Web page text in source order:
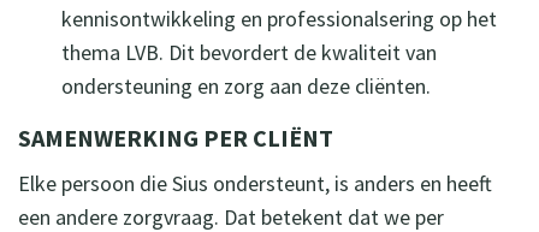
kennisontwikkeling en professionalsering op het
thema LVB. Dit bevordert de kwaliteit van
ondersteuning en zorg aan deze cliënten.
SAMENWERKING PER CLIËNT
Elke persoon die Sius ondersteunt, is anders en heeft
een andere zorgvraag. Dat betekent dat we per